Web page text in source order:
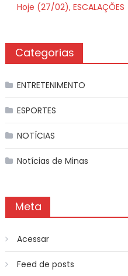
Hoje (27/02), ESCALAÇÕES
Categorias
ENTRETENIMENTO
ESPORTES
NOTÍCIAS
Notícias de Minas
Meta
Acessar
Feed de posts